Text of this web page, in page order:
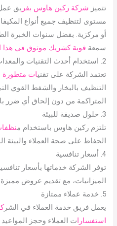
تتميز شركة ركين هاوس بفر يق
مستوى لتنظيف جميع أنواع
أو مركزية. بفضل سنوات الخبرة
سمعة قوية كشريك موثوق في هذا
2. استخدام أحدث التقنيات والمعدات
تعتمد الشركة على تقنيات متطورة
التنظيف بالبخار والشفط القوي
المتراكمة من دون إلحاق أي ضرر
3. حلول صديقة للبيئة
تلتزم ركين هاوس باستخدام م
الحفاظ على صحة العملاء والبيئة
4. أسعار تنافسية
توفر الشركة خدماتها بأسعار
الميزانيات، مع تقديم عروض مميزة
5. خدمة عملاء ممتازة
يعمل فريق خدمة العملاء في الشر
استفسارا ت العملاء وحجز